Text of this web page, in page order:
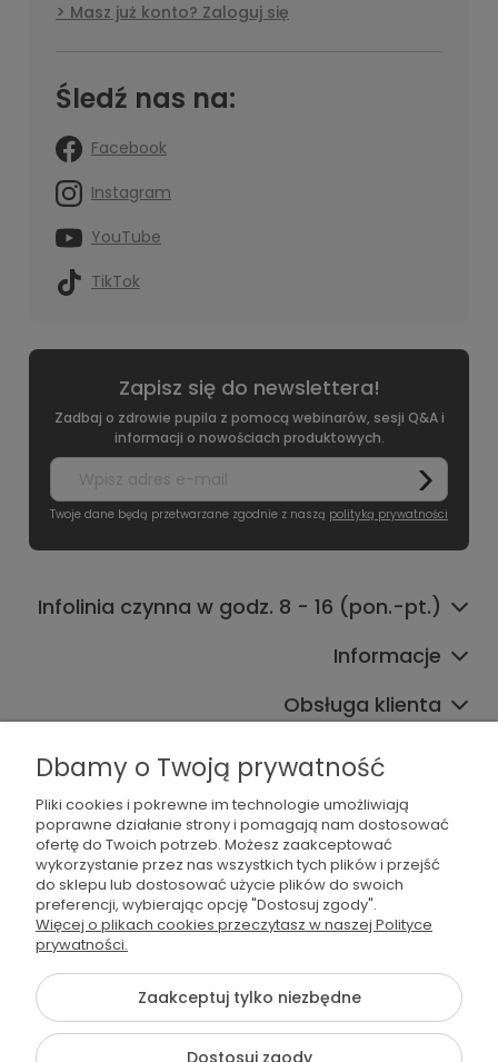
Masz już konto? Zaloguj się
Śledź nas na:
Facebook
Instagram
YouTube
TikTok
Zapisz się do newslettera!
Zadbaj o zdrowie pupila z pomocą webinarów, sesji Q&A i
informacji o nowościach produktowych.
Twoje dane będą przetwarzane zgodnie z naszą polityką prywatności
Infolinia czynna w godz. 8 - 16 (pon.-pt.)
Informacje
Obsługa klienta
Współpraca
536 042 061
Dbamy o Twoją prywatność
Pliki cookies i pokrewne im technologie umożliwiają
poprawne działanie strony i pomagają nam dostosować
ofertę do Twoich potrzeb. Możesz zaakceptować
wykorzystanie przez nas wszystkich tych plików i przejść
do sklepu lub dostosować użycie plików do swoich
preferencji, wybierając opcję "Dostosuj zgody".
Więcej o plikach cookies przeczytasz w naszej Polityce
prywatności.
Zaakceptuj tylko niezbędne
Dostosuj zgody